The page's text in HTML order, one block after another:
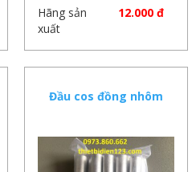
Hãng sản
xuất
12.000 đ
Đầu cos đồng nhôm